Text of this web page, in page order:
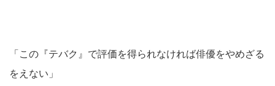
「この『テバク』で評価を得られなければ俳優をやめざる
をえない」